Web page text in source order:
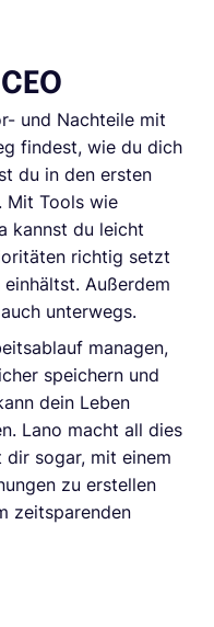
und Nachteile mit
findest, wie du dich
du in den ersten
Mit Tools wie
kannst du leicht
richtig setzt
Außerdem
unterwegs.
managen,
speichern und
dein Leben
Lano macht all dies
dir sogar, mit einem
zu erstellen
zeitsparenden